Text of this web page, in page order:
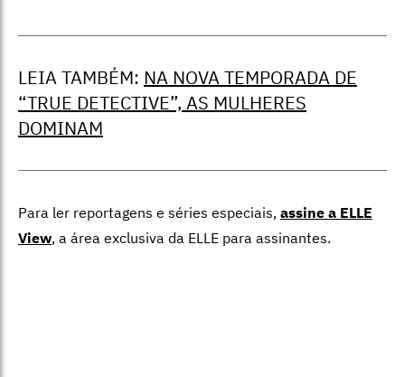
LEIA TAMBÉM: NA NOVA TEMPORADA DE
“TRUE DETECTIVE”, AS MULHERES
DOMINAM
Para ler reportagens e séries especiais, assine a ELLE
View, a área exclusiva da ELLE para assinantes.